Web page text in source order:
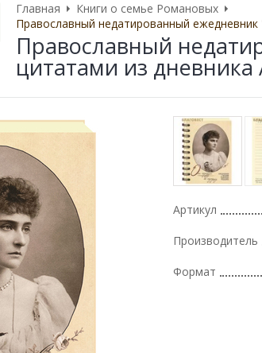
Главная
Книги о семье Романовых
Православный недатированный
Православный
цитатами из
Артикул
Производитель
Формат